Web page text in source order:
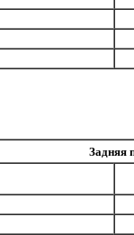
Задняя